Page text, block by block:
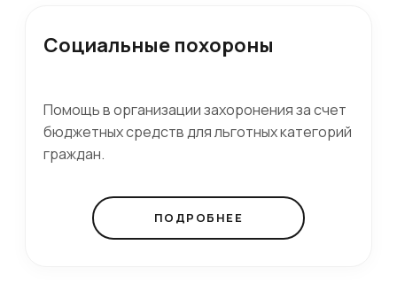
Социальные похороны
Помощь в организации захоронения за счет
бюджетных средств для льготных категорий
граждан.
ПОДРОБНЕЕ